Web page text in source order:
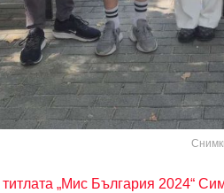
титлата „Мис България 2024“